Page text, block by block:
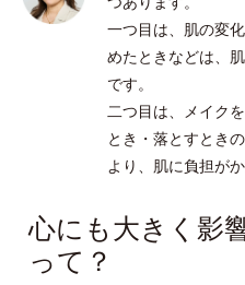
一つ目は、肌の変
めたときなどは、
です。
二つ目は、メイク
とき・落とすとき
より、肌に負担が
心にも大きく影
って？